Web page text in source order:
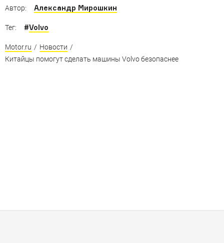
Автор: Александр Мирошкин
Тег: #Volvo
Motor.ru / Новости /
Китайцы помогут сделать машины Volvo безопаснее